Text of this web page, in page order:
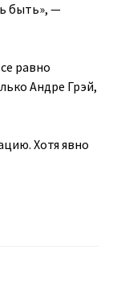
быть», —
равно
Андре Грэй,
Хотя явно